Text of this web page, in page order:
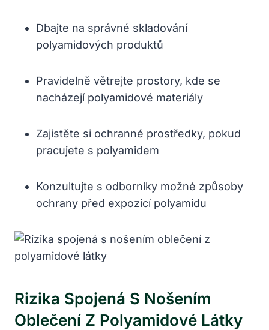
Dbajte na správné skladování
polyamidových produktů
Pravidelně větrejte prostory, kde se
nacházejí polyamidové materiály
Zajistěte si ochranné prostředky, pokud
pracujete s polyamidem
Konzultujte s odborníky možné způsoby
ochrany před expozicí polyamidu
Rizika Spojená S Nošením
Oblečení Z Polyamidové Látky